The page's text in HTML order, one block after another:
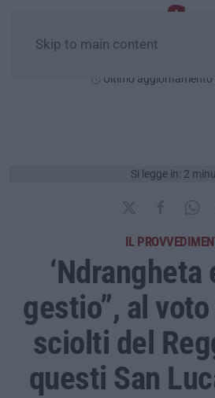
Skip to main content
Ultimo aggiornamento
Si legge in: 2
IL
‘Ndrangheta
gestio”, al
sciolti del
questi San